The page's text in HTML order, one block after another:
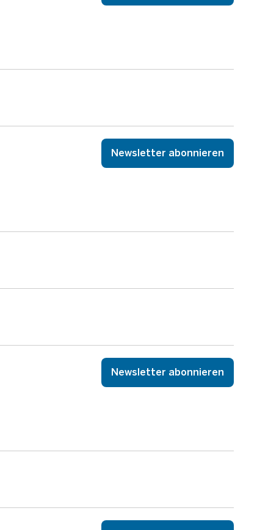
Newsletter abonnieren
Newsletter abonnieren